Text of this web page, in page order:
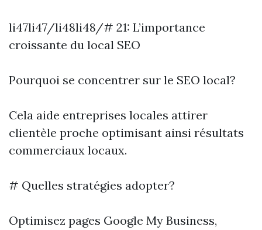
li47li47/li48li48/# 21: L’importance
croissante du local SEO
Pourquoi se concentrer sur le SEO local?
Cela aide entreprises locales attirer
clientèle proche optimisant ainsi résultats
commerciaux locaux.
# Quelles stratégies adopter?
Optimisez pages Google My Business,